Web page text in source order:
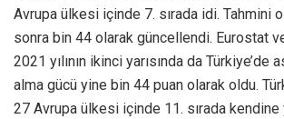
Avrupa ülkesi içinde 7. sırada idi. Tahmini
sonra bin 44 olarak güncellendi. Eurostat
2021 yılının ikinci yarısında da Türkiye’de
alma gücü yine bin 44 puan olarak oldu.
27 Avrupa ülkesi içinde 11. sırada kendine